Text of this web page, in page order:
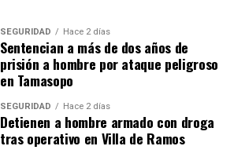
SEGURIDAD Hace 2 días
Sentencian a más de dos años de
prisión a hombre por ataque peligroso
en Tamasopo
SEGURIDAD Hace 2 días
Detienen a hombre armado con droga
tras operativo en Villa de Ramos